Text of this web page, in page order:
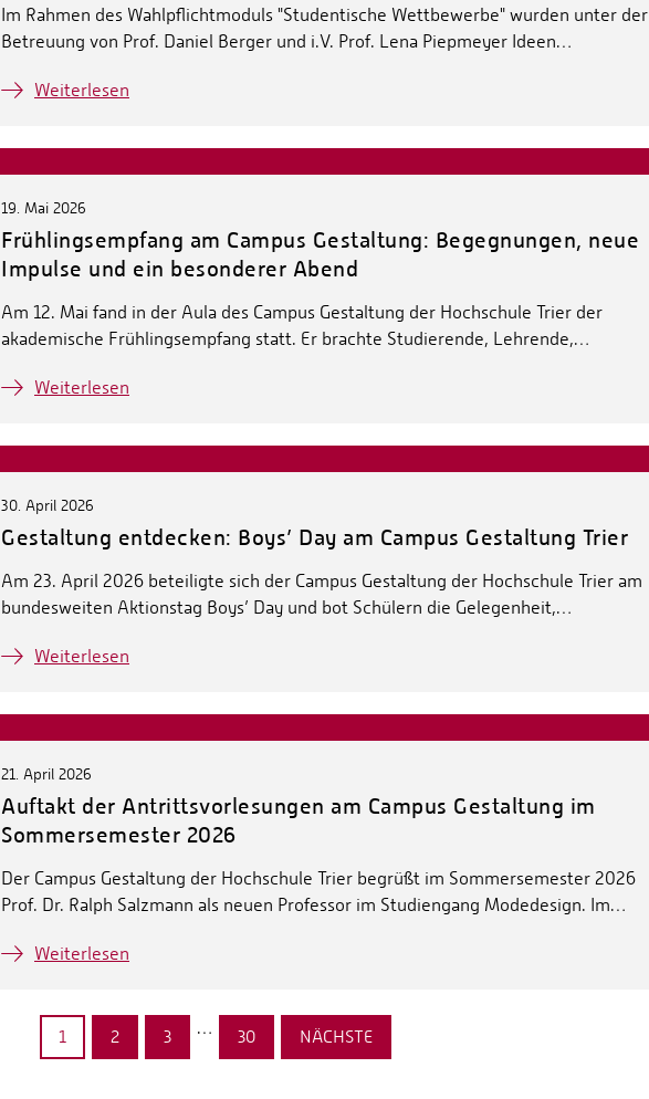
Im Rahmen des Wahlpflichtmoduls "Studentische Wettbewerbe" wurden unter der
Betreuung von Prof. Daniel Berger und i.V. Prof. Lena Piepmeyer Ideen…
Weiterlesen
19. Mai 2026
Frühlingsempfang am Campus Gestaltung: Begegnungen, neue
Impulse und ein besonderer Abend
Am 12. Mai fand in der Aula des Campus Gestaltung der Hochschule Trier der
akademische Frühlingsempfang statt. Er brachte Studierende, Lehrende,…
Weiterlesen
30. April 2026
Gestaltung entdecken: Boys’ Day am Campus Gestaltung Trier
Am 23. April 2026 beteiligte sich der Campus Gestaltung der Hochschule Trier am
bundesweiten Aktionstag Boys’ Day und bot Schülern die Gelegenheit,…
Weiterlesen
21. April 2026
Auftakt der Antrittsvorlesungen am Campus Gestaltung im
Sommersemester 2026
Der Campus Gestaltung der Hochschule Trier begrüßt im Sommersemester 2026
Prof. Dr. Ralph Salzmann als neuen Professor im Studiengang Modedesign. Im…
Weiterlesen
1 2 3 … 30 NÄCHSTE